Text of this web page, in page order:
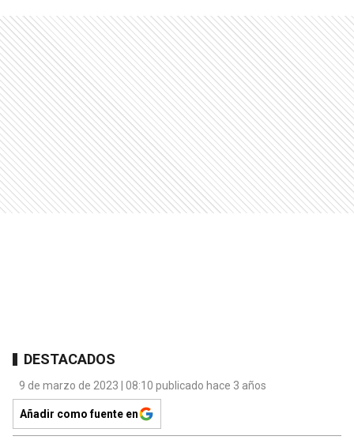
DESTACADOS
9 de marzo de 2023 | 08:10 publicado hace 3 años
Añadir como fuente en